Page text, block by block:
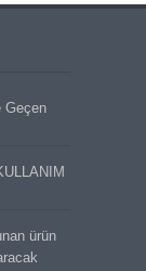
Geçen
ürün